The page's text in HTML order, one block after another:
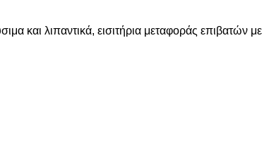
και λιπαντικά, εισιτήρια μεταφοράς επιβατών με